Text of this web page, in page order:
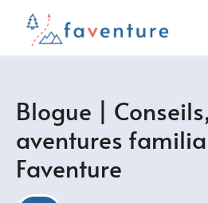
Blogue |
aventures
Faventure